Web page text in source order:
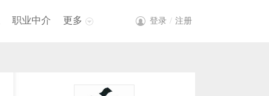
职业中介 更多 登录 / 注册